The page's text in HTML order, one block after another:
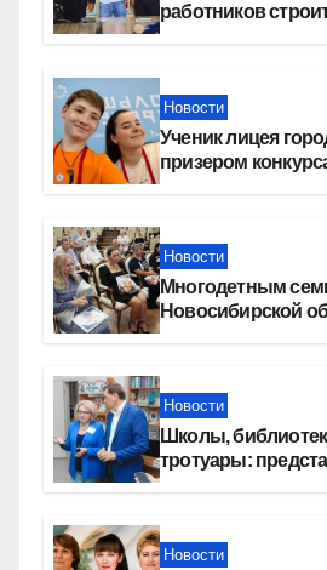
работников
Новости
Ученик лицея
призером
Новости
Многодетным
Новосибирской
Новости
Школы,
тротуары:
Новости